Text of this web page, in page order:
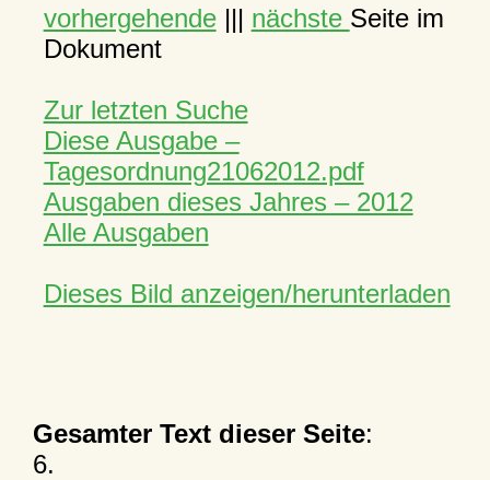
vorhergehende||| nächste Seite im
Dokument
Zur letzten Suche
Diese Ausgabe –
Tagesordnung21062012.pdf
Ausgaben dieses Jahres – 2012
Alle Ausgaben
Dieses Bild anzeigen/herunterladen
Gesamter Text dieser Seite:
6.